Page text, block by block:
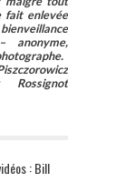
fait enlevée
anonyme,
: Bill